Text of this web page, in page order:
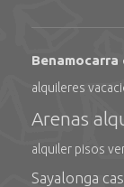
Benamocarra
alquileres
Arenas
alquiler pisos
Sayalonga